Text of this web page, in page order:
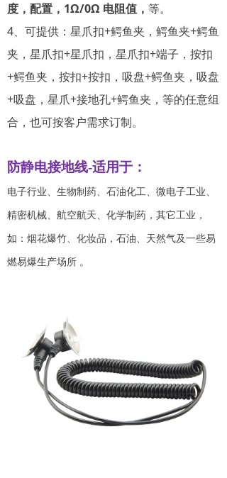
度， 配置，1Ω/0Ω 电阻值， 等。
4、可提供：星爪扣+鳄鱼夹，鳄鱼夹+鳄鱼
夹，星爪扣+星爪扣，星爪扣+端子，按扣
+鳄鱼夹，按扣+按扣，吸盘+鳄鱼夹，吸盘
+吸盘，星爪+接地孔+鳄鱼夹，等的任意组
合，也可按客户需求订制。
防静电接地线-适用于：
电子行业、生物制药、石油化工、微电子工业、
精密机械、航空航天、化学制药，其它工业，
如：烟花爆竹、化妆品，石油、天然气及一些易
燃易爆生产场所 。